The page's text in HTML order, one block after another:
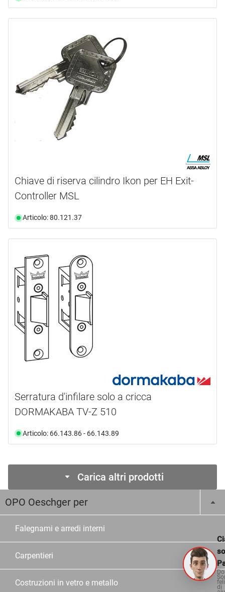
Chiave di riserva cilindro Ikon per EH Exit-
Controller MSL
Articolo: 80.121.37
Serratura d'infilare solo a cricca
DORMAKABA TV-Z 510
Articolo: 66.143.86 - 66.143.89
Carica altri prodotti
OPO Oeschger per
Falegnami e arredi interni
Carpentieri
Costruzioni in vetro e metallo di